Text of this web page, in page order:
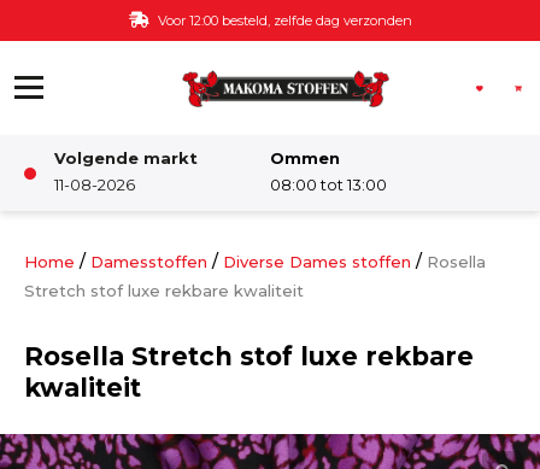
Ga naar de inhoud Voor 12:00 besteld, zelfde dag verzonden
Volgende markt
11-08-2026
Ommen
08:00 tot 13:00
Damesstoffen
Home / Damesstoffen / Diverse Dames stoffen / Rosella
Stretch stof luxe rekbare kwaliteit
Rosella Stretch stof luxe rekbare
kwaliteit